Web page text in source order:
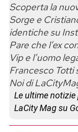
Scoperta la
Sorge e
identiche su
Pare che l’ex
Vip e l’uomo
Francesco Totti
Noi di
Le ultime notizie
LaCity Mag su